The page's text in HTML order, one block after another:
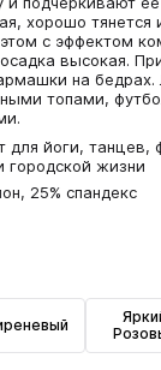
хорошо тянется
с эффектом
высокая.
на
топами,
для йоги, танцев,
городской жизни
25% спандекс